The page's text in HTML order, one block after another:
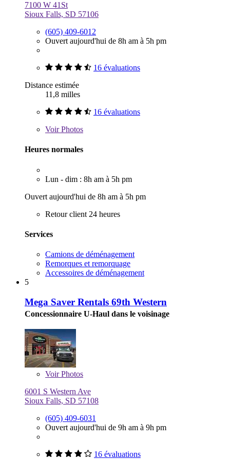
7100 W 41St
Sioux Falls, SD 57106
(605) 409-6012
Ouvert aujourd'hui de 8h am à 5h pm
16 évaluations
Distance estimée
11,8 milles
16 évaluations
VoirPhotos
Heures normales
Lun - dim : 8h am à 5h pm
Ouvert aujourd'hui de 8h am à 5h pm
Retour client 24 heures
Services
Camions de déménagement
Remorques et remorquage
Accessoires de déménagement
5
Mega Saver Rentals 69th Western
Concessionnaire U-Haul dans le voisinage
VoirPhotos
6001 S Western Ave
Sioux Falls, SD 57108
(605) 409-6031
Ouvert aujourd'hui de 9h am à 9h pm
16 évaluations